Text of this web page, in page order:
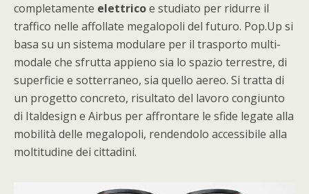
completamente elettricoe studiato per ridurre il
traffico nelle affollate megalopoli del futuro. Pop.Up si
basa su un sistema modulare per il trasporto multi-
modale che sfrutta appieno sia lo spazio terrestre, di
superficie e sotterraneo, sia quello aereo. Si tratta di
un progetto concreto, risultato del lavoro congiunto
di Italdesign e Airbus per affrontare le sfide legate alla
mobilità delle megalopoli, rendendolo accessibile alla
moltitudine dei cittadini.